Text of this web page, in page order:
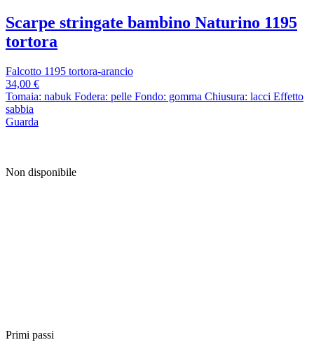
Non disponibile
Scarpe stringate bambino Naturino 1195
tortora
Falcotto 1195 tortora-arancio
34,00 €
Tomaia: nabuk Fodera: pelle Fondo: gomma Chiusura: lacci Effetto
sabbia
Guarda
Primi passi